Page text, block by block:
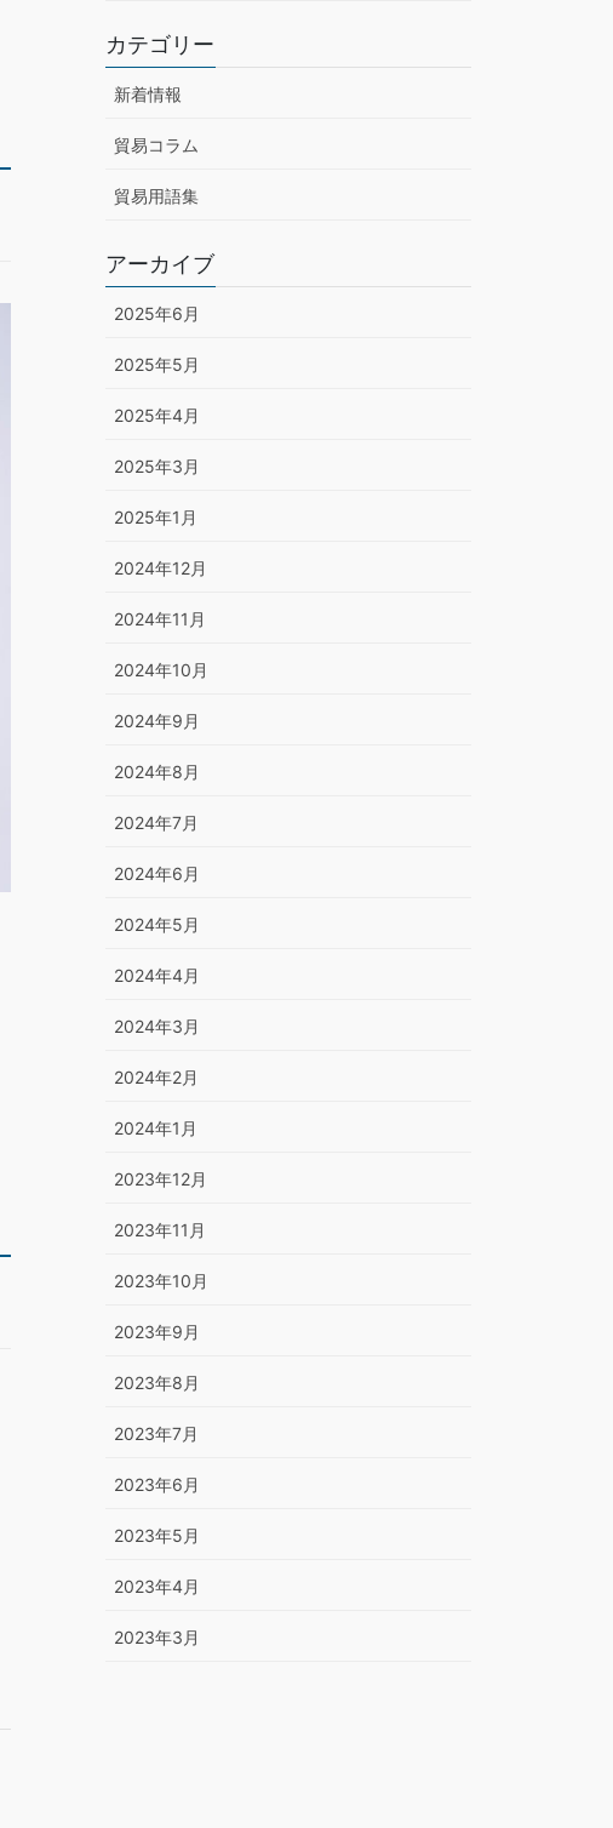
カテゴリー
新着情報
貿易コラム
貿易用語集
アーカイブ
2025年6月
2025年5月
2025年4月
2025年3月
2025年1月
2024年12月
2024年11月
2024年10月
2024年9月
2024年8月
2024年7月
2024年6月
2024年5月
2024年4月
2024年3月
2024年2月
2024年1月
2023年12月
2023年11月
2023年10月
2023年9月
2023年8月
2023年7月
2023年6月
2023年5月
2023年4月
2023年3月